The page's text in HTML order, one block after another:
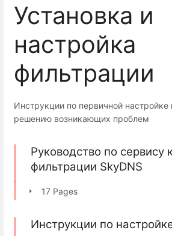
Установка и
настройка
фильтрации
Инструкции по первичной настройке
решению возникающих проблем
Руководство по сервису
фильтрации SkyDNS
17 Pages
Инструкции по